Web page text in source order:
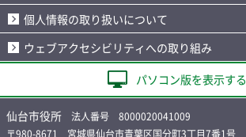
個人情報の取り扱いについて
ウェブアクセシビリティへの取り組み
パソコン版を表示する
仙台市役所 法人番号 8000020041009
〒980-8671 宮城県仙台市青葉区国分町3丁目7番1号